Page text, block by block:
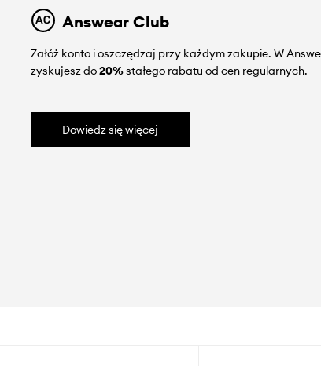
Answear Club
Załóż konto i oszczędzaj przy każdym zakupie. W
zyskujesz do20%stałego rabatu od cen regularnych.
Dowiedz się więcej